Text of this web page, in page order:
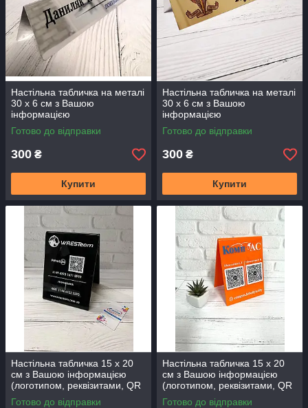
Настільна табличка на металі
30 х 6 см з Вашою
інформацією
Готово до відправки
300 ₴
Купити
Настільна табличка на металі
30 х 6 см з Вашою
інформацією
Готово до відправки
300 ₴
Купити
Настільна табличка 15 х 20
см з Вашою інформацією
(логотипом, реквізитами, QR
кодом) двостороння
Готово до відправки
Настільна табличка 15 х 20
см з Вашою інформацією
(логотипом, реквізитами, QR
кодом) одностороння
Готово до відправки